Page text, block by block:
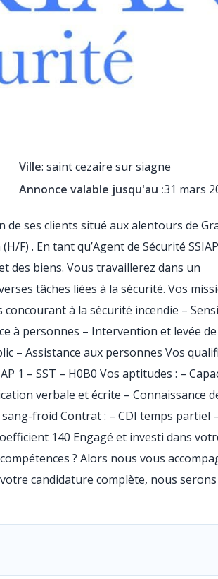
Ville: saint cezaire sur siagne
Annonce valable jusqu'au :31 mars
de ses clients situé aux alentours de
F) . En tant qu’Agent de Sécurité
des biens. Vous travaillerez dans un
tâches liées à la sécurité. Vos
à la sécurité incendie –
à personnes – Intervention et levée
– Assistance aux personnes Vos
1 – SST – H0B0 Vos aptitudes : –
verbale et écrite – Connaissance
froid Contrat : – CDI temps partiel –
140 Engagé et investi dans
? Alors nous vous
candidature complète, nous serons